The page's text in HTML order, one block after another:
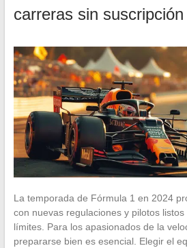
carreras sin suscripción
La temporada de Fórmula 1 en 2024
con nuevas regulaciones y pilotos
límites. Para los apasionados de la
prepararse bien es esencial. Elegir el